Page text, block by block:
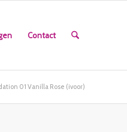
Contact
01 Vanilla Rose (ivoor)